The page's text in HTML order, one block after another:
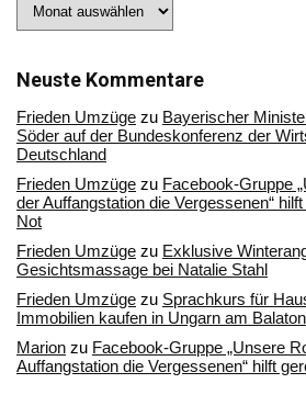
Sie
Archiv
Neuste Kommentare
Frieden Umzüge zu Bayerischer
Söder auf der Bundeskonferenz der
Deutschland
Frieden Umzüge zu Facebook-Gruppe
der Auffangstation die Vergessenen“
Not
Frieden Umzüge zu Exklusive
Gesichtsmassage bei Natalie Stahl
Frieden Umzüge zu Sprachkurs für
Immobilien kaufen in Ungarn am Balaton
Marion zu Facebook-Gruppe „Unsere
Auffangstation die Vergessenen“ hilft